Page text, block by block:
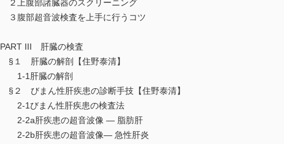
２上腹部諸臓器のスクリーニング
３腹部超音波検査を上手に行うコツ
PART III 肝臓の検査
§１ 肝臓の解剖【住野泰清】
1-1肝臓の解剖
§２ びまん性肝疾患の診断手技【住野泰清】
2-1びまん性肝疾患の検査法
2-2a肝疾患の超音波像 — 脂肪肝
2-2b肝疾患の超音波像— 急性肝炎